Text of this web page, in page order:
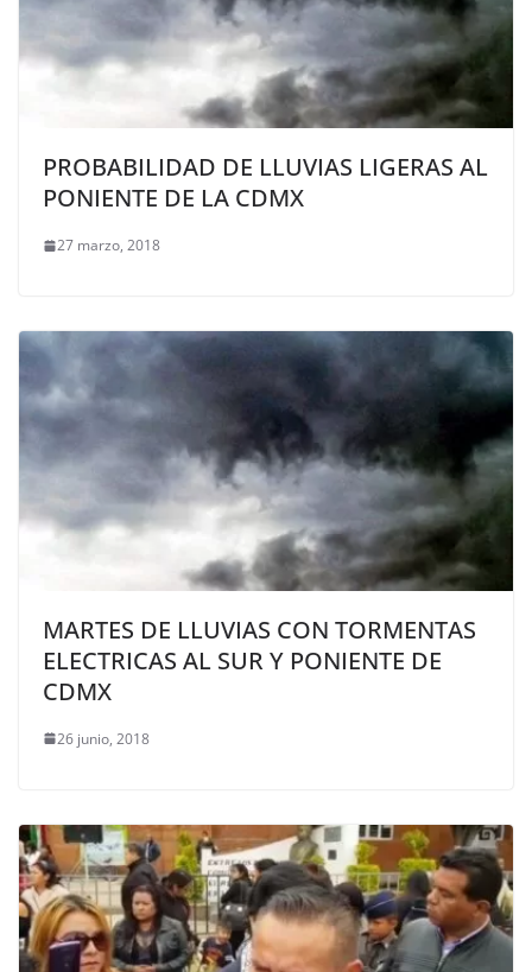
PROBABILIDAD DE LLUVIAS LIGERAS AL
PONIENTE DE LA CDMX
27 marzo, 2018
MARTES DE LLUVIAS CON TORMENTAS
ELECTRICAS AL SUR Y PONIENTE DE
CDMX
26 junio, 2018